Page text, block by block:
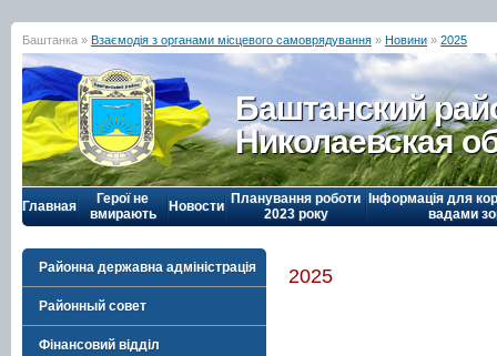
Баштанка » Взаємодія з органами місцевого самоврядування » Новини » 2025
Баштанский
Николаевская
Главная
Герої не
вмирають
Новости Планування роботи
2023 року
Інформація для
вадами
Районна державна адміністрація
Районный совет
Фінансовий відділ
2025